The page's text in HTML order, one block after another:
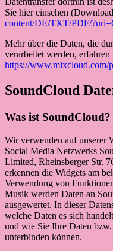
Sie hier einsehen
content/DE/TXT/PDF/
Mehr über die Daten, die
verarbeitet werden,
https://www.mixcloud.com/
SoundCloud
Was ist SoundCloud?
Wir verwenden auf unserer
Social Media Netzwerks
Limited, Rheinsberger Str.
erkennen die Widgets am
Verwendung von
Musik werden Daten an
ausgewertet. In dieser
welche Daten es sich
und wie Sie Ihre Daten
unterbinden können.